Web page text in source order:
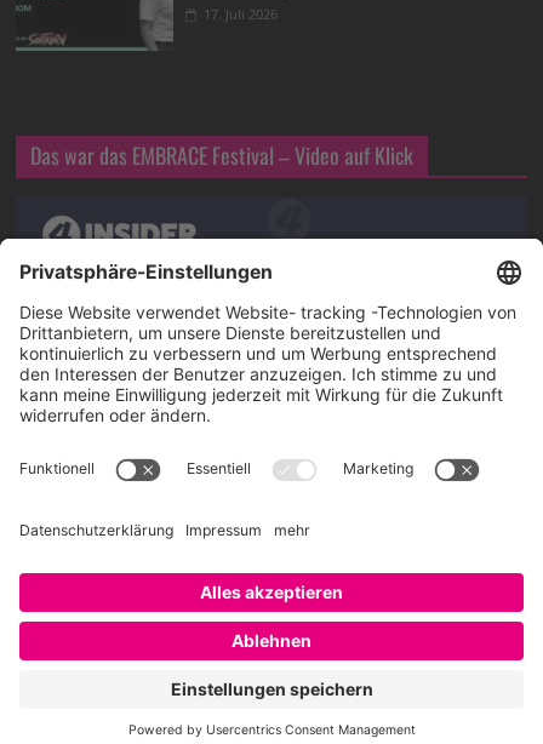
17. Juli 2026
Das war das EMBRACE Festival – Video auf Klick
Über SAATKORN
SAATKORN ist der Blog von Gero Hesse. Seit 2009 schreibt
er über die Themen Employer Branding,